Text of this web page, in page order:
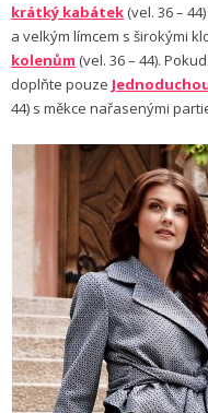
krátký kabátek (vel. 36 –
a velkým límcem s širokými
kolenům (vel. 36 – 44).
doplňte pouze
44) s měkce nařasenými